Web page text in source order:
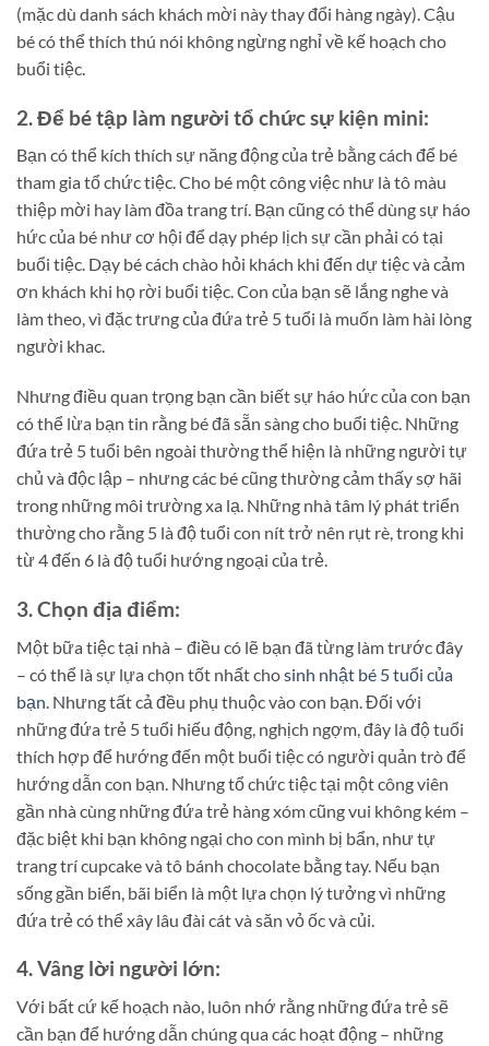
(mặc dù danh sách khách mời này thay đổi hàng ngày). Cậu
bé có thể thích thú nói không ngừng nghỉ về kế hoạch cho
buổi tiệc.
2. Để bé tập làm người tổ chức sự kiện mini:
Bạn có thể kích thích sự năng động của trẻ bằng cách để bé
tham gia tổ chức tiệc. Cho bé một công việc như là tô màu
thiệp mời hay làm đồa trang trí. Bạn cũng có thể dùng sự háo
hức của bé như cơ hội để dạy phép lịch sự cần phải có tại
buổi tiệc. Dạy bé cách chào hỏi khách khi đến dự tiệc và cảm
ơn khách khi họ rời buổi tiệc. Con của bạn sẽ lắng nghe và
làm theo, vì đặc trưng của đứa trẻ 5 tuổi là muốn làm hài lòng
người khac.
Nhưng điều quan trọng bạn cần biết sự háo hức của con bạn
có thể lừa bạn tin rằng bé đã sẵn sàng cho buổi tiệc. Những
đứa trẻ 5 tuổi bên ngoài thường thể hiện là những người tự
chủ và độc lập – nhưng các bé cũng thường cảm thấy sợ hãi
trong những môi trường xa lạ. Những nhà tâm lý phát triển
thường cho rằng 5 là độ tuổi con nít trở nên rụt rè, trong khi
từ 4 đến 6 là độ tuổi hướng ngoại của trẻ.
3. Chọn địa điểm:
Một bữa tiệc tại nhà – điều có lẽ bạn đã từng làm trước đây
– có thể là sự lựa chọn tốt nhất chosinh nhật bé 5 tuổi của
bạn . Nhưng tất cả đều phụ thuộc vào con bạn. Đối với
những đứa trẻ 5 tuổi hiếu động, nghịch ngợm, đây là độ tuổi
thích hợp để hướng đến một buổi tiệc có người quản trò để
hướng dẫn con bạn. Nhưng tổ chức tiệc tại một công viên
gần nhà cùng những đứa trẻ hàng xóm cũng vui không kém –
đặc biệt khi bạn không ngại cho con mình bị bẩn, như tự
trang trí cupcake và tô bánh chocolate bằng tay. Nếu bạn
sống gần biển, bãi biển là một lựa chọn lý tưởng vì những
đứa trẻ có thể xây lâu đài cát và săn vỏ ốc và củi.
4. Vâng lời người lớn:
Với bất cứ kế hoạch nào, luôn nhớ rằng những đứa trẻ sẽ
cần bạn để hướng dẫn chúng qua các hoạt động – những